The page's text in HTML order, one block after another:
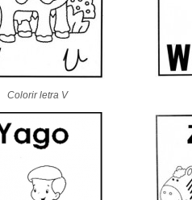
Colorir letra V